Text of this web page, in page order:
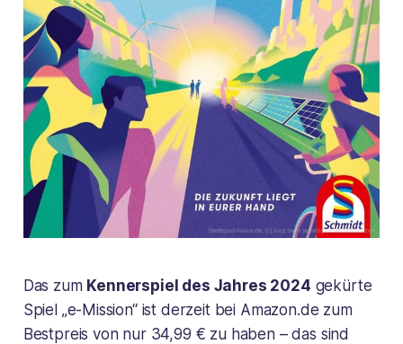
Das zum Kennerspiel des Jahres 2024 gekürte
Spiel „e-Mission“ ist derzeit bei Amazon.de zum
Bestpreis von nur 34,99 € zu haben – das sind